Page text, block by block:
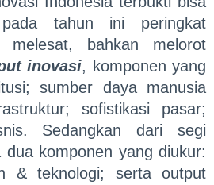
tahun ini peringkat
melesat, bahkan melorot
inovasi, komponen yang
sumber daya manusia
sofistikasi pasar;
Sedangkan dari segi
komponen yang diukur:
& teknologi; serta output